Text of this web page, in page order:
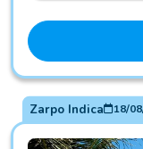
Zarpo Indica 18/